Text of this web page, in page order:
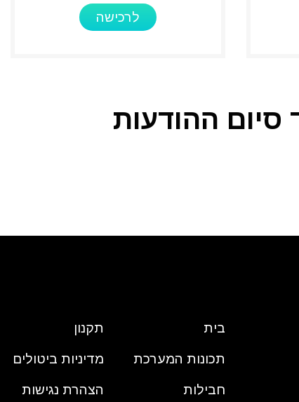
לרכישה
סיום ההודעות
בית
תכונות המערכת
חבילות
תקנון
מדיניות ביטולים
הצהרת נגישות